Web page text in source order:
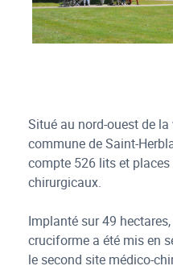
Situé au nord-ouest de
commune de Saint-
compte 526 lits et
chirurgicaux.
Implanté sur 49
cruciforme a été mis en
le second site médico-